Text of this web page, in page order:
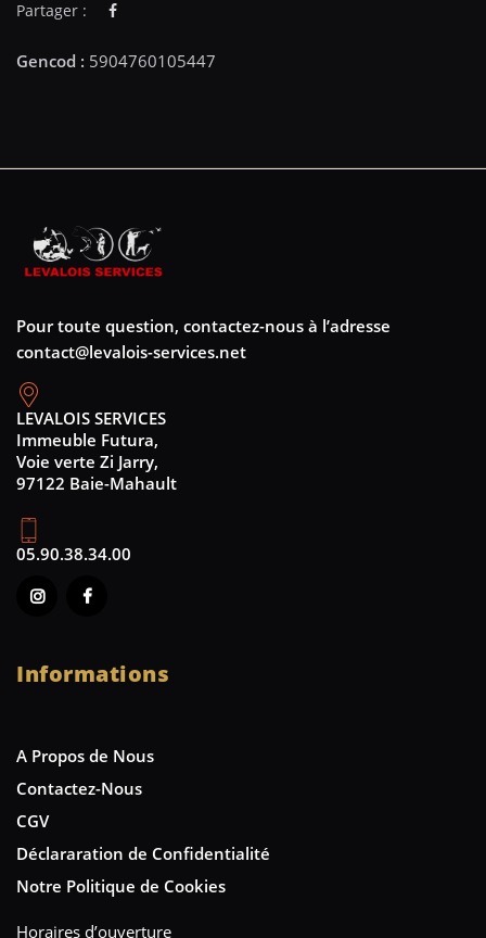
Partager :
Pour toute question, contactez-nous à l’adresse
contact@levalois-services.net
LEVALOIS SERVICES
Immeuble Futura,
Voie verte Zi Jarry,
97122 Baie-Mahault
05.90.38.34.00
Informations
A Propos de Nous
Contactez-Nous
CGV
Déclararation de Confidentialité
Notre Politique de Cookies
Horaires d’ouverture